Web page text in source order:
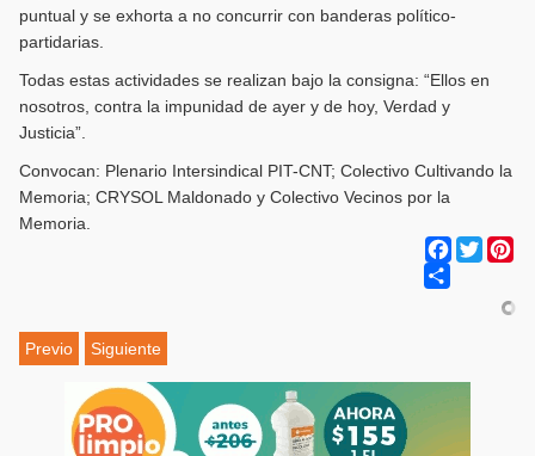
puntual y se exhorta a no concurrir con banderas político-
partidarias.
Todas estas actividades se realizan bajo la consigna: “Ellos en
nosotros, contra la impunidad de ayer y de hoy, Verdad y
Justicia”.
Convocan: Plenario Intersindical PIT-CNT; Colectivo Cultivando la
Memoria; CRYSOL Maldonado y Colectivo Vecinos por la
Memoria.
Facebook
Twitter
Previo Siguiente